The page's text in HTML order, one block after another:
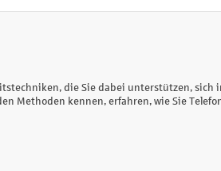
die Sie dabei unterstützen, sich
Methoden kennen, erfahren, wie Sie